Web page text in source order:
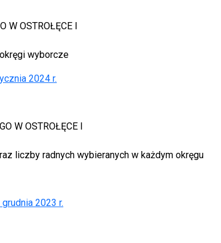
W OSTROŁĘCE I
wyborcze
2024 r.
W OSTROŁĘCE I
liczby radnych wybieranych w każdym okręgu
2023 r.